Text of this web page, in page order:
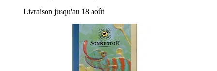
Livraison jusqu'au 18 août